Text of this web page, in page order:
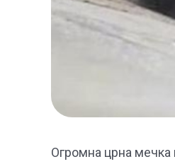
Огромна црна мечка